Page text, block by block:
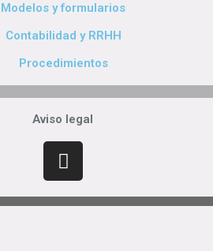
Modelos y formularios
Contabilidad y RRHH
Procedimientos
Aviso legal